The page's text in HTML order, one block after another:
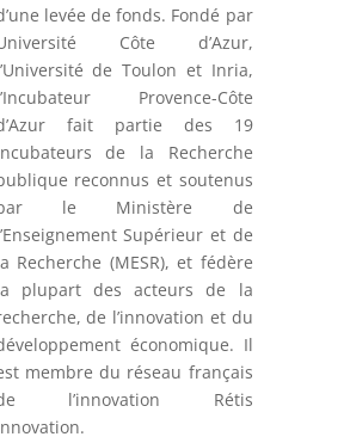
levée de fonds. Fondé par
Côte d’Azur,
de Toulon et Inria,
Provence-Côte
fait partie des 19
de la Recherche
reconnus et soutenus
le Ministère de
Supérieur et de
Recherche (MESR), et fédère
plupart des acteurs de la
de l’innovation et du
économique. Il
membre du réseau français
l’innovation Rétis